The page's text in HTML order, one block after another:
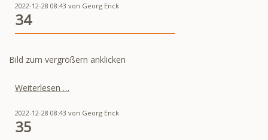
2022-12-28 08:43 von Georg Enck
34
Bild zum vergrößern anklicken
Weiterlesen …
2022-12-28 08:43 von Georg Enck
35